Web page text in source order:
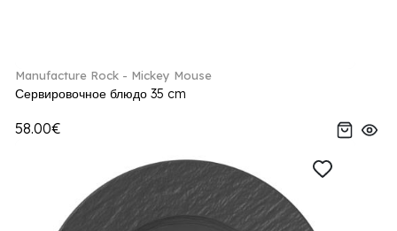
Manufacture Rock - Mickey Mouse
Сервировочное блюдо 35 cm
58.00€